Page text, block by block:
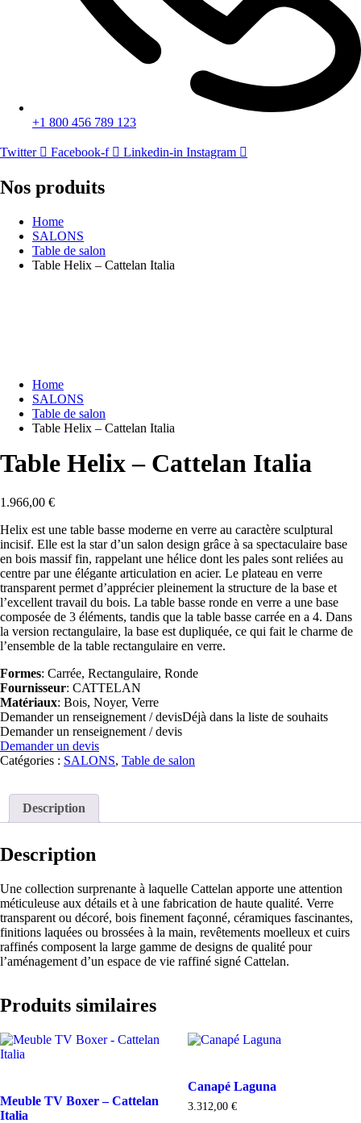
+1 800 456 789 123
Twitter Facebook-f Linkedin-in Instagram
Nos produits
Home
SALONS
Table de salon
Table Helix – Cattelan Italia
Home
SALONS
Table de salon
Table Helix – Cattelan Italia
Table Helix – Cattelan Italia
1.966,00 €
Helix est une table basse moderne en verre au caractère sculptural
incisif. Elle est la star d’un salon design grâce à sa spectaculaire base
en bois massif fin, rappelant une hélice dont les pales sont reliées au
centre par une élégante articulation en acier. Le plateau en verre
transparent permet d’apprécier pleinement la structure de la base et
l’excellent travail du bois. La table basse ronde en verre a une base
composée de 3 éléments, tandis que la table basse carrée en a 4. Dans
la version rectangulaire, la base est dupliquée, ce qui fait le charme de
l’ensemble de la table rectangulaire en verre.
Formes: Carrée, Rectangulaire, Ronde
Fournisseur: CATTELAN
Matériaux: Bois, Noyer, Verre
Demander un renseignement / devisDéjà dans la liste de souhaits
Demander un renseignement / devis
Demander un devis
Catégories : SALONS, Table de salon
Description
Description
Une collection surprenante à laquelle Cattelan apporte une attention
méticuleuse aux détails et à une fabrication de haute qualité. Verre
transparent ou décoré, bois finement façonné, céramiques fascinantes,
finitions laquées ou brossées à la main, revêtements moelleux et cuirs
raffinés composent la large gamme de designs de qualité pour
l’aménagement d’un espace de vie raffiné signé Cattelan.
Produits similaires
Meuble TV Boxer – Cattelan
Italia
Canapé Laguna
3.312,00 €